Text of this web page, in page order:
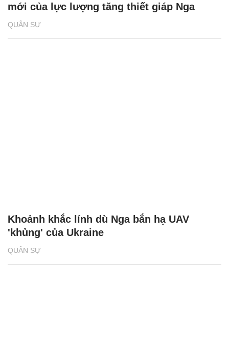
QUÂN SỰ
mới của lực lượng tăng thiết giáp Nga
QUÂN SỰ
Khoảnh khắc lính dù Nga bắn hạ UAV
'khủng' của Ukraine